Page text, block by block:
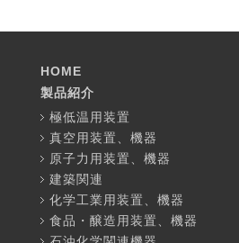
HOME
製品紹介
極低温用装置
真空用装置、機器
原子力用装置、機器
建築関連
化学工業用装置、機器
食品・醸造用装置、機器